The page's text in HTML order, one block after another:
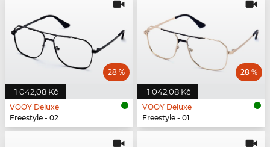
1 042,08 Kč
28 %
VOOY Deluxe
Freestyle - 02
1 042,08 Kč
28 %
VOOY Deluxe
Freestyle - 01